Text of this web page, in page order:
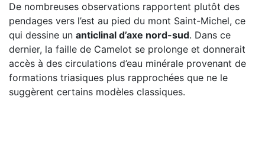
De nombreuses observations rapportent plutôt des
pendages vers l’est au pied du mont Saint-Michel, ce
qui dessine un anticlinal d’axe nord-sud. Dans ce
dernier, la faille de Camelot se prolonge et donnerait
accès à des circulations d’eau minérale provenant de
formations triasiques plus rapprochées que ne le
suggèrent certains modèles classiques.